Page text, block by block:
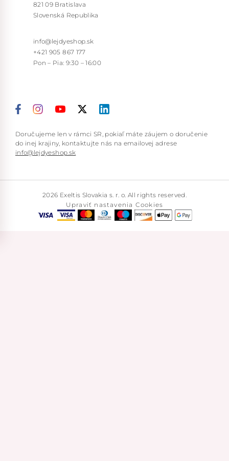
821 09 Bratislava
Slovenská Republika
info@lejdyeshop.sk
+421 905 867 177
Pon – Pia: 9:30 – 16:00
Doručujeme len v rámci SR, pokiaľ máte záujem o doručenie
do inej krajiny, kontaktujte nás na emailovej adrese
info@lejdyeshop.sk
2026 Exeltis Slovakia s. r. o. All rights reserved.
Upraviť nastavenia Cookies